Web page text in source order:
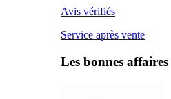
Avis vérifiés
Service après vente
Les bonnes